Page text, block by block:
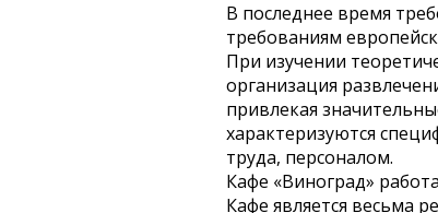
В последнее время
требованиям
При изучении
организация
привлекая
характеризуются
труда, персоналом.
Кафе «Виноград»
Кафе является весьма